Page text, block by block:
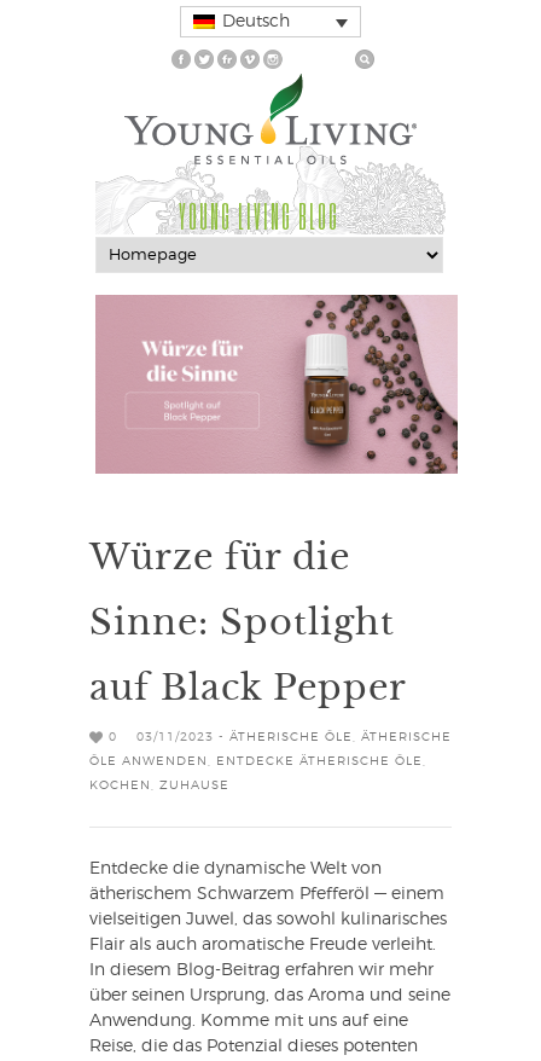
Deutsch
YOUNG LIVING BLOG
Würze für die
Sinne: Spotlight
auf Black Pepper
0 03/11/2023 - ÄTHERISCHE ÖLE
ÄTHERISCHE
ÖLE ANWENDEN
ENTDECKE ÄTHERISCHE ÖLE
KOCHEN
ZUHAUSE
Entdecke die dynamische Welt von
ätherischem Schwarzem Pfefferöl — einem
vielseitigen Juwel, das sowohl kulinarisches
Flair als auch aromatische Freude verleiht.
In diesem Blog-Beitrag erfahren wir mehr
über seinen Ursprung, das Aroma und seine
Anwendung. Komme mit uns auf eine
Reise, die das Potenzial dieses potenten